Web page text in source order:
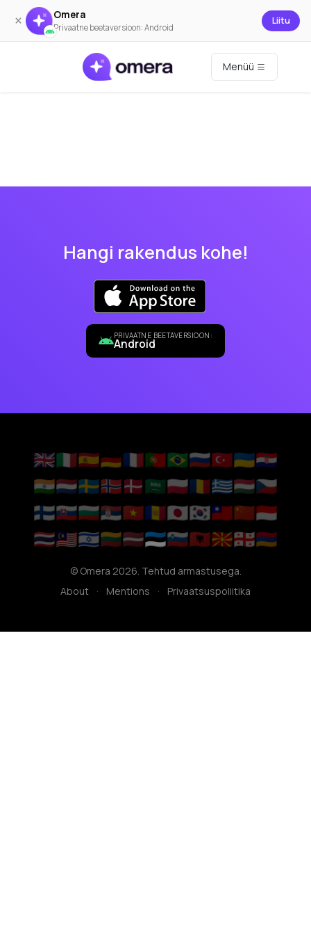
× Omera
Privaatne beetaversioon: Android
Liitu
Menüü
Hangi rakendus kohe!
PRIVAATNE BEETAVERSIOON:
Android
🇬🇧🇮🇹🇪🇸🇩🇪🇫🇷🇵🇹🇧🇷🇷🇺🇹🇷🇺🇦🇭🇷
🇮🇳🇳🇱🇸🇪🇳🇴🇩🇰🇸🇦🇵🇱🇷🇴🇬🇷🇭🇺🇨🇿
🇫🇮🇸🇰🇧🇬🇷🇸🇻🇳🇦🇩🇯🇵🇰🇷🇹🇼🇨🇳🇮🇩
🇹🇭🇲🇾🇮🇱🇱🇹🇱🇻🇪🇪🇸🇮🇦🇱🇲🇰🇬🇪🇦🇲
© Omera 2026. Tehtud armastusega.
About
· Mentions · Privaatsuspoliitika